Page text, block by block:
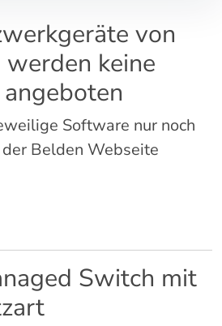
von
keine
Software nur noch
Belden Webseite
Switch mit